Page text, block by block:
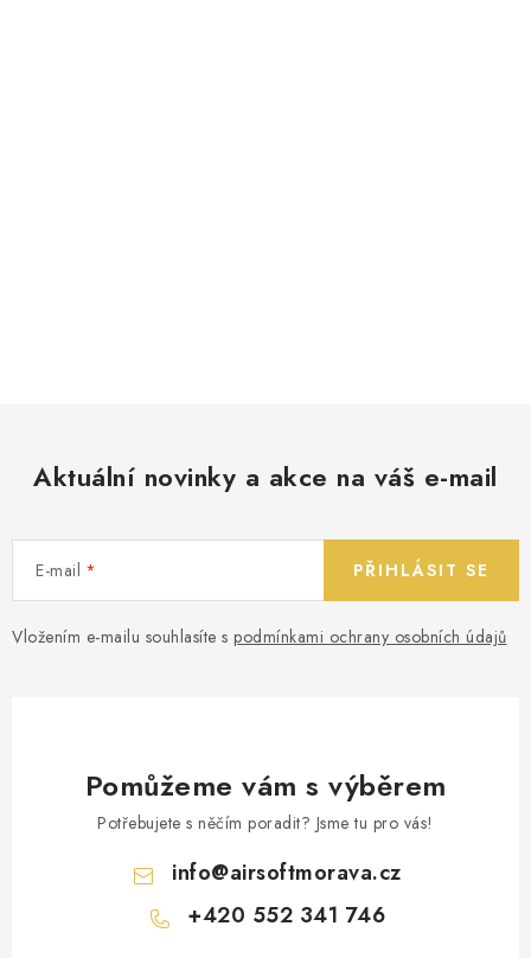
Aktuální novinky a akce na váš e-mail
E-mail
Vložením e-mailu souhlasíte s podmínkami ochrany osobních údajů
PŘIHLÁSIT SE
Pomůžeme vám s výběrem
Potřebujete s něčím poradit? Jsme tu pro vás!
info@airsoftmorava.cz
+420 552 341 746